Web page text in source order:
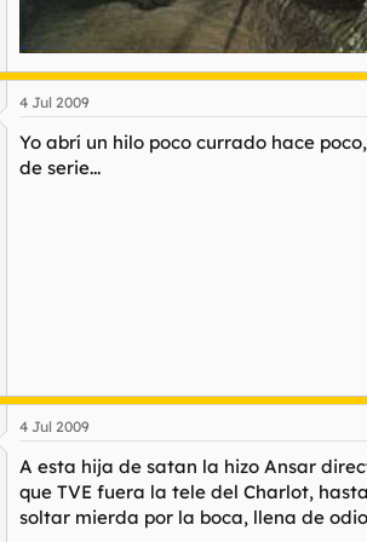
4 Jul 2009
Yo abrí un hilo poco currado hace
de serie...
4 Jul 2009
A esta hija de satan la hizo Ansar
que TVE fuera la tele del Charlot,
soltar mierda por la boca, llena de